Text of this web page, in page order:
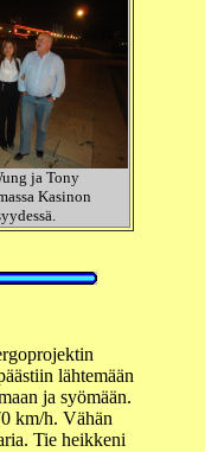
ja Tony
Kasinon
lähtemään
ja syömään.
km/h. Vähän
Tie heikkeni